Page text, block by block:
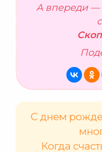
А впереди —
С днем
Когда